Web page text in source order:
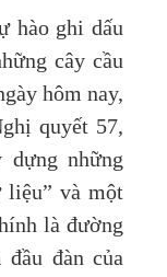
hào ghi dấu
cây cầu
hôm nay,
quyết 57,
dựng những
liệu” và một
là đường
đầu đàn của